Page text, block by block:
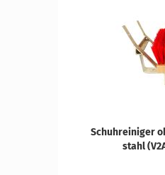
Schuh­rei­ni­ger
stahl